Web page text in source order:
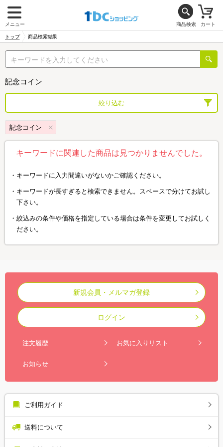
メニュー 商品検索 カート
トップ 商品検索結果
記念コイン
絞り込む
記念コイン
キーワードに関連した商品は見つかりませんでした。
キーワードに入力間違いがないかご確認ください。
キーワードが長すぎると検索できません。スペースで分けてお試し
下さい。
絞込みの条件や価格を指定している場合は条件を変更してお試しく
ださい。
新規会員・メルマガ登録
ログイン
注文履歴 お気に入りリスト
お知らせ
ご利用ガイド
送料について